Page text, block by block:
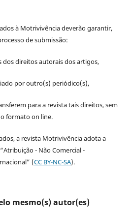
à Motrivivência deverão garantir,
de submissão:
dos direitos autorais dos artigos,
por outro(s) periódico(s),
para a revista tais direitos, sem
formato on line.
a revista Motrivivência adota a
- Não Comercial -
(CC BY-NC-SA).
mesmo(s) autor(es)